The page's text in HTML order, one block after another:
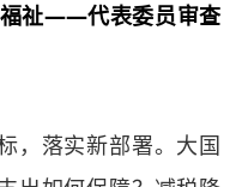
福祉——代表委员审查
落实新部署。大国